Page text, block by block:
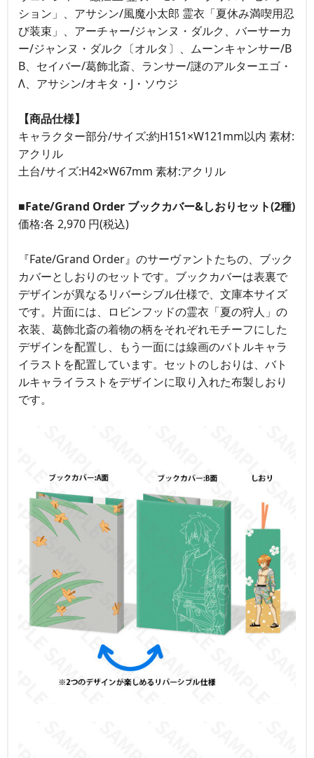
ション」、アサシン/風魔小太郎 霊衣「夏休み満喫用忍
び装束」、アーチャー/ジャンヌ・ダルク、バーサーカ
ー/ジャンヌ・ダルク〔オルタ〕、ムーンキャンサー/B
B、セイバー/葛飾北斎、ランサー/謎のアルターエゴ・
Λ、アサシン/オキタ・J・ソウジ
【商品仕様】
キャラクター部分/サイズ:約H151×W121mm以内 素材:
アクリル
土台/サイズ:H42×W67mm 素材:アクリル
■Fate/Grand Order ブックカバー&しおりセット(2種)
価格:各 2,970 円(税込)
『Fate/Grand Order』のサーヴァントたちの、ブック
カバーとしおりのセットです。ブックカバーは表裏で
デザインが異なるリバーシブル仕様で、文庫本サイズ
です。片面には、ロビンフッドの霊衣「夏の狩人」の
衣装、葛飾北斎の着物の柄をそれぞれモチーフにした
デザインを配置し、もう一面には線画のバトルキャラ
イラストを配置しています。セットのしおりは、バト
ルキャライラストをデザインに取り入れた布製しおり
です。